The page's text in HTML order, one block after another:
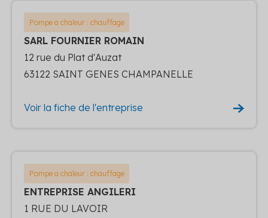
Pompe a chaleur : chauffage
SARL FOURNIER ROMAIN
12 rue du Plat d'Auzat
63122 SAINT GENES CHAMPANELLE
Voir la fiche de l'entreprise
Pompe a chaleur : chauffage
ENTREPRISE ANGILERI
1 RUE DU LAVOIR